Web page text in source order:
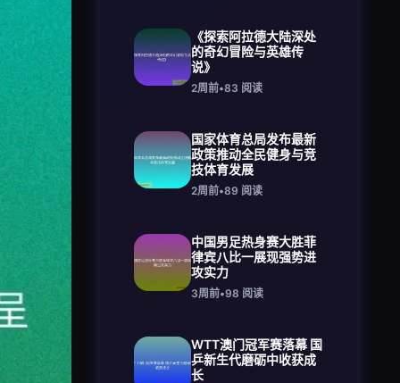
《探索阿拉德大陆深处
的奇幻冒险与英雄传
说》
2周前•83 阅读
国家体育总局发布最新
政策推动全民健身与竞
技体育发展
2周前•89 阅读
中国男足热身赛大胜菲
律宾八比一展现强势进
攻实力
3周前•98 阅读
WTT澳门冠军赛落幕 国
乒新生代磨砺中收获成
长